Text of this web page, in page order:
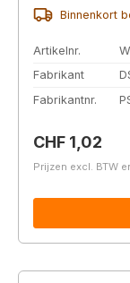
Binnenkort
Artikelnr.
Fabrikant
Fabrikantnr.
Normale prijs:
CHF 1,02
Prijzen excl. BTW